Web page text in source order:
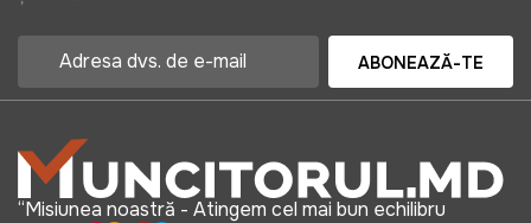
ABONEAZĂ-TE
“Misiunea noastră - Atingem cel mai bun echilibru